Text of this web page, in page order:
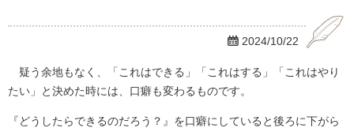
 2024/10/22
疑う余地もなく、「これはできる」「これはする」「これはやり
たい」と決めた時には、口癖も変わるものです。
『どうしたらできるのだろう？』を口癖にしていると後ろに下がら